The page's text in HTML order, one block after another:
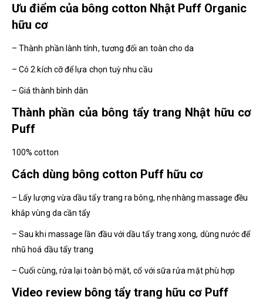
Ưu điểm của bông cotton Nhật Puff Organic
hữu cơ
– Thành phần lành tính, tương đối an toàn cho da
– Có 2 kích cỡ để lựa chọn tuỳ nhu cầu
– Giá thành bình dân
Thành phần của bông tẩy trang Nhật hữu cơ
Puff
100% cotton
Cách dùng bông cotton Puff hữu cơ
– Lấy lượng vừa dầu tẩy trang ra bông, nhẹ nhàng massage đều
khắp vùng da cần tẩy
– Sau khi massage lần đầu với dầu tẩy trang xong, dùng nước để
nhũ hoá dầu tẩy trang
– Cuối cùng, rửa lại toàn bộ mặt, cổ với sữa rửa mặt phù hợp
Video review bông tẩy trang hữu cơ Puff